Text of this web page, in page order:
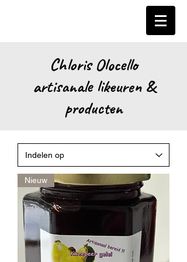
Chloris Olocello
artisanale likeuren &
producten
Nieuw